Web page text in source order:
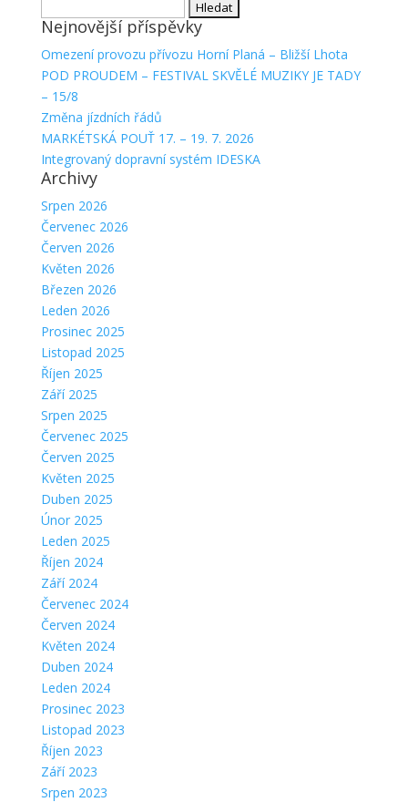
Nejnovější příspěvky
Omezení provozu přívozu Horní Planá – Bližší Lhota
POD PROUDEM – FESTIVAL SKVĚLÉ MUZIKY JE TADY
– 15/8
Změna jízdních řádů
MARKÉTSKÁ POUŤ 17. – 19. 7. 2026
Integrovaný dopravní systém IDESKA
Archivy
Srpen 2026
Červenec 2026
Červen 2026
Květen 2026
Březen 2026
Leden 2026
Prosinec 2025
Listopad 2025
Říjen 2025
Září 2025
Srpen 2025
Červenec 2025
Červen 2025
Květen 2025
Duben 2025
Únor 2025
Leden 2025
Říjen 2024
Září 2024
Červenec 2024
Červen 2024
Květen 2024
Duben 2024
Leden 2024
Prosinec 2023
Listopad 2023
Říjen 2023
Září 2023
Srpen 2023